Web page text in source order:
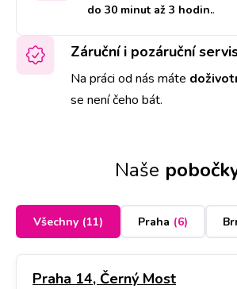
do 30 minut až 3 hodin..
Záruční i pozáruční
Na práci od nás máte
se není čeho bát.
Naše
Všechny (11) Praha (6)
Praha 14, Černý Most